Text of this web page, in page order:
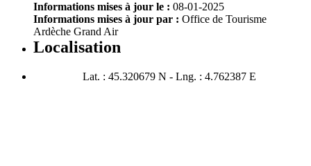
Informations mises à jour le : 08-01-2025
Informations mises à jour par : Office de Tourisme
Ardèche Grand Air
Localisation
Lat. : 45.320679 N - Lng. : 4.762387 E